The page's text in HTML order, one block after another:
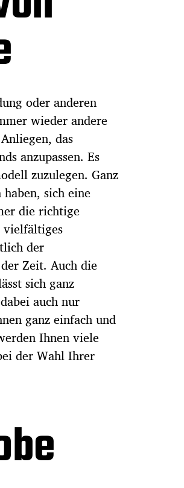
oder anderen
wieder andere
das
anzupassen. Es
zuzulegen. Ganz
sich eine
die richtige
der
Zeit. Auch die
sich ganz
auch nur
ganz einfach und
Ihnen viele
der Wahl Ihrer